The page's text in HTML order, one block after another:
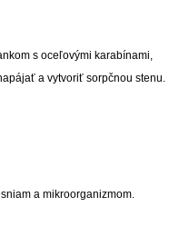
s oceľovými karabínami,
a vytvoriť sorpčnou stenu.
a mikroorganizmom.